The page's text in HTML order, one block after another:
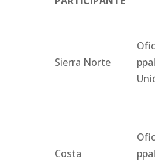
Sierra Norte
ppal
Costa
ppal